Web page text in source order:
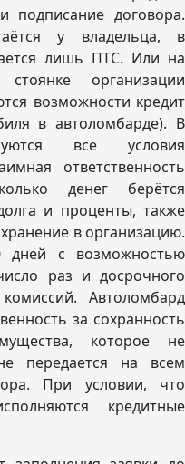
подписание договора.
у владельца, в
лишь ПТС. Или на
стоянке организации
возможности кредит
в автоломбарде). В
все условия
ответственность
денег берётся
и проценты, также
в организацию.
дней с возможностью
раз и досрочного
Автоломбард
за сохранность
которое не
передается на всем
При условии, что
кредитные